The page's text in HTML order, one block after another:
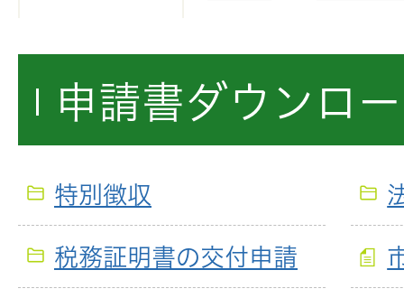
申請書ダウンロ
特別徴収
税務証明書の交付申請